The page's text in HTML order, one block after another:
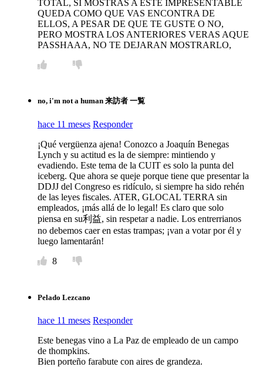
TOTAL, SI MOSTRAS A ESTE IMPRESENTABLE
QUEDA COMO QUE VAS ENCONTRA DE
ELLOS, A PESAR DE QUE TE GUSTE O NO,
PERO MOSTRA LOS ANTERIORES VERAS AQUE
PASSHAAA, NO TE DEJARAN MOSTRARLO,
no, i'm not a human 来訪者 一覧
hace 11 meses Responder
¡Qué vergüenza ajena! Conozco a Joaquín Benegas
Lynch y su actitud es la de siempre: mintiendo y
evadiendo. Este tema de la CUIT es solo la punta del
iceberg. Que ahora se queje porque tiene que presentar la
DDJJ del Congreso es ridículo, si siempre ha sido rehén
de las leyes fiscales. ATER, GLOCAL TERRA sin
empleados, ¡más allá de lo legal! Es claro que solo
piensa en su利益, sin respetar a nadie. Los entrerrianos
no debemos caer en estas trampas; ¡van a votar por él y
luego lamentarán!
8
Pelado Lezcano
hace 11 meses Responder
Este benegas vino a La Paz de empleado de un campo
de thompkins.
Bien porteño farabute con aires de grandeza.